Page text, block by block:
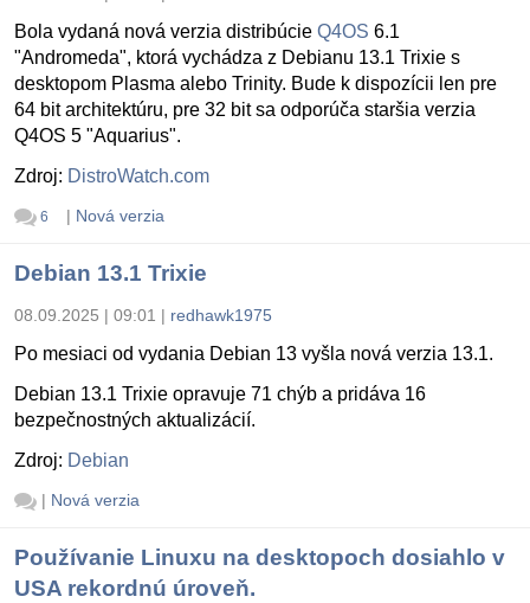
Bola vydaná nová verzia distribúcie Q4OS 6.1
"Andromeda", ktorá vychádza z Debianu 13.1 Trixie s
desktopom Plasma alebo Trinity. Bude k dispozícii len pre
64 bit architektúru, pre 32 bit sa odporúča staršia verzia
Q4OS 5 "Aquarius".
Zdroj: DistroWatch.com
6 | Nová verzia
Debian 13.1 Trixie
08.09.2025 | 09:01 | redhawk1975
Po mesiaci od vydania Debian 13 vyšla nová verzia 13.1.
Debian 13.1 Trixie opravuje 71 chýb a pridáva 16
bezpečnostných aktualizácií.
Zdroj: Debian
| Nová verzia
Používanie Linuxu na desktopoch dosiahlo v
USA rekordnú úroveň.